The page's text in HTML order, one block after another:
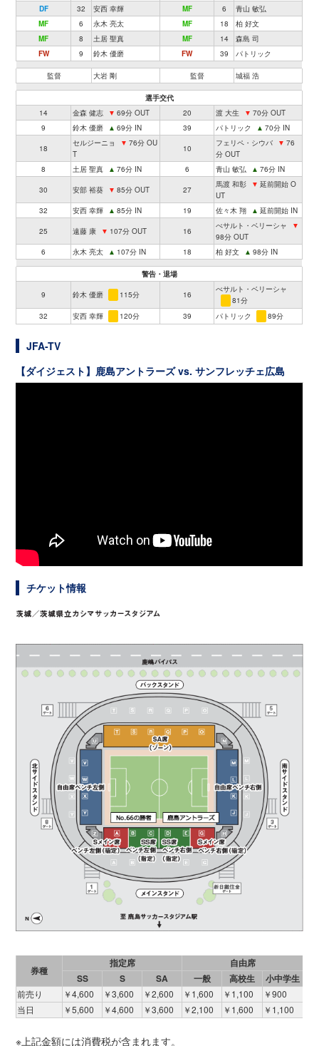
DF
32 安西 幸輝 MF 6
青山 敏弘
MF
6 永木 亮太 MF 18
柏 好文
MF
8 土居 聖真 MF 14
森島 司
FW
9 鈴木 優磨 FW 39 パトリック
監督 大岩 剛 監督 城福 浩
選手交代
14
金森 健志 ▼ 69分 OUT 20 渡 大生 ▼ 70分 OUT
9
鈴木 優磨 ▲ 69分 IN 39 パトリック ▲ 70分 IN
18
セルジーニョ ▼ 76分 OU
T
10
フェリペ・シウバ ▼ 76
分 OUT
8
土居 聖真 ▲ 76分 IN 6 青山 敏弘 ▲ 76分 IN
30 安部 裕葵 ▼ 85分 OUT 27
馬渡 和彰 ▼ 延前開始 O
UT
32
安西 幸輝 ▲ 85分 IN 19 佐々木 翔 ▲ 延前開始 IN
25 遠藤 康 ▼ 107分 OUT 16
べサルト・ベリーシャ
▼
98分 OUT
6
永木 亮太 ▲ 107分 IN 18 柏 好文 ▲ 98分 IN
警告・退場
9 鈴木 優磨 115分 16
べサルト・ベリーシャ
81分
32
安西 幸輝 120分 39 パトリック 89分
JFA-TV
【ダイジェスト】鹿島アントラーズ vs. サンフレッチェ広島
チケット情報
券種
指定席
自由席
SS
S SA 一般 高校生 小中学生
前売り ￥4,600 ￥3,600 ￥2,600 ￥1,600 ￥1,100
￥900
当日
￥5,600 ￥4,600 ￥3,600 ￥2,100 ￥1,600 ￥1,100
※上記金額には消費税が含まれます。